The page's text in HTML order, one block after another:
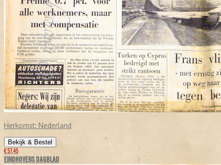
Herkomst: Nederland
Bekijk & Bestel
€ 57,45
EINDHOVENS DAGBLAD